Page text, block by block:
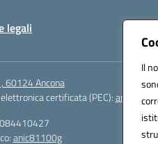
Il
legali
60124 Ancona
certificata (PEC):
anic81100g